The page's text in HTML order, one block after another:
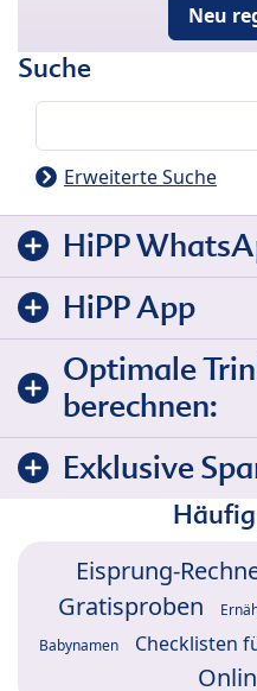
Neu
Suche
Erweiterte Suche
HiPP
HiPP App
Optimale
berechnen:
Exklusive
Eisprung-
Gratisproben
Babynamen Checklisten